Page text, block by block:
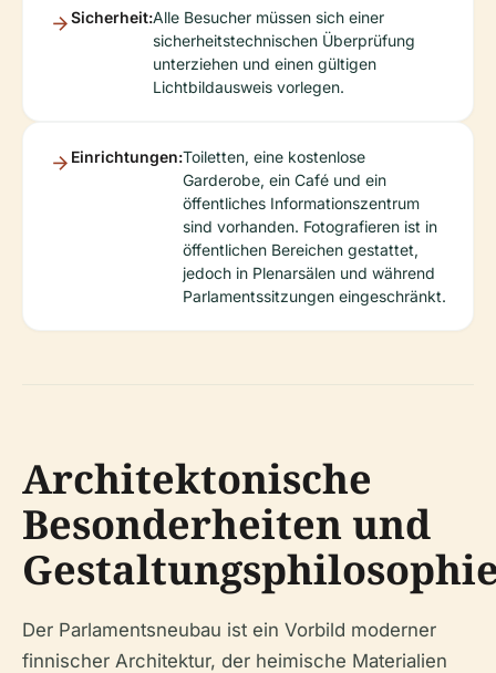
Sicherheit:Alle Besucher müssen sich einer
sicherheitstechnischen Überprüfung
unterziehen und einen gültigen
Lichtbildausweis vorlegen.
Einrichtungen:Toiletten, eine kostenlose
Garderobe, ein Café und ein
öffentliches Informationszentrum
sind vorhanden. Fotografieren ist in
öffentlichen Bereichen gestattet,
jedoch in Plenarsälen und während
Parlamentssitzungen eingeschränkt.
Architektonische
Besonderheiten und
Der Parlamentsneubau ist ein Vorbild moderner
finnischer Architektur, der heimische Materialien